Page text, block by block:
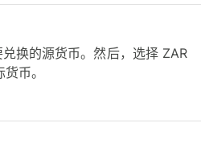
换的源货币。然后，选择 ZAR
币。